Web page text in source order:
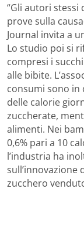
“Gli autori
prove sulla
Journal invita a
Lo studio poi si
compresi i
alle bibite.
consumi sono in
delle calorie
zuccherate,
alimenti. Nei
0,6% pari a 10
l’industria ha
sull’innovazione
zucchero